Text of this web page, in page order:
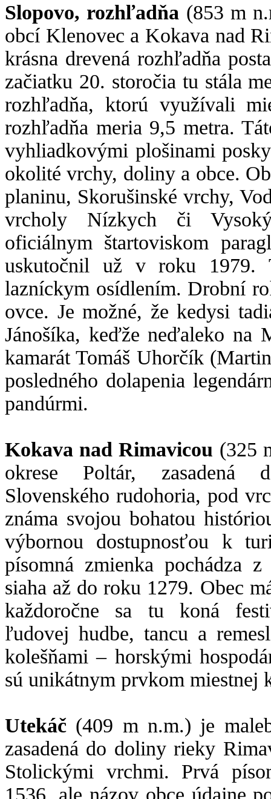
Slopovo, rozhľadňa (853 m
obcí Klenovec a Kokava nad
krásna drevená rozhľadňa
začiatku 20. storočia tu stála
rozhľadňa, ktorú využívali
rozhľadňa meria 9,5 metra.
vyhliadkovými plošinami
okolité vrchy, doliny a obce.
planinu, Skorušinské vrchy,
vrcholy Nízkych či
oficiálnym štartoviskom
uskutočnil už v roku 1979.
lazníckym osídlením. Drobní
ovce. Je možné, že kedysi
Jánošíka, keďže neďaleko na
kamarát Tomáš Uhorčík
posledného dolapenia
pandúrmi.
Kokava nad Rimavicou (325
okrese Poltár, zasadená
Slovenského rudohoria, pod
známa svojou bohatou
výbornou dostupnosťou k
písomná zmienka pochádza
siaha až do roku 1279. Obec
každoročne sa tu koná
ľudovej hudbe, tancu a
kolešňami – horskými
sú unikátnym prvkom miestnej
Utekáč (409 m n.m.) je
zasadená do doliny rieky
Stolickými vrchmi. Prvá
1536, ale názov obce údajne